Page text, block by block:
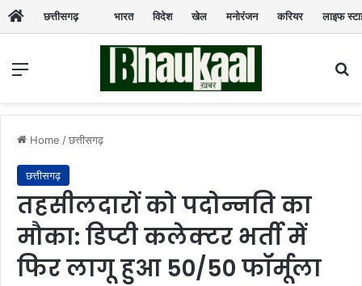
छत्तीसगढ़ भारत विदेश खेल मनोरंजन करियर लाइफ
Menu
Home /छत्तीसगढ़
छत्तीसगढ़
तहसीलदारों को पदोन्नति का
मौका: डिप्टी कलेक्टर भर्ती में
फिर लागू हुआ 50/50 फॉर्मूला